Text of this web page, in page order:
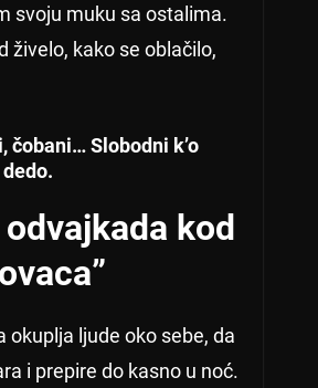
svoju muku sa ostalima.
živelo, kako se oblačilo,
čobani… Slobodni k’o
kod
ovaca”
okuplja ljude oko sebe, da
i prepire do kasno u noć.